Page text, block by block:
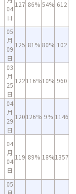
04
日
127 86% 54% 612
05
月
09
日
125 81% 80% 102
03
月
25
日
122116%10% 960
04
月
29
日
120126% 9% 1146
04
月
04
日
119 89% 18%1357
05